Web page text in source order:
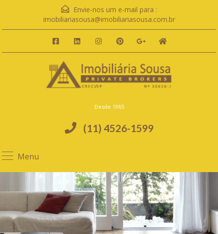
Envie-nos um e-mail para :
imobiliariasousa@imobiliariasousa.com.br
Desde 1965
(11) 4526-1599
Menu